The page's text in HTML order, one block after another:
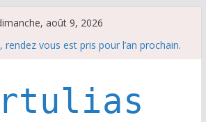
août 9, 2026
du samedi 8 août
rendez vous est pris pour l’an prochain.
La Golosina: une première étape